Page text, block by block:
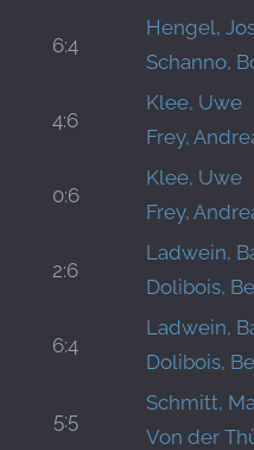
6:4
Hengel,
Schanno,
4:6
Klee, Uwe
Frey,
0:6
Klee, Uwe
Frey,
2:6
Ladwein,
Dolibois,
6:4
Ladwein,
Dolibois,
5:5
Schmitt,
Von der